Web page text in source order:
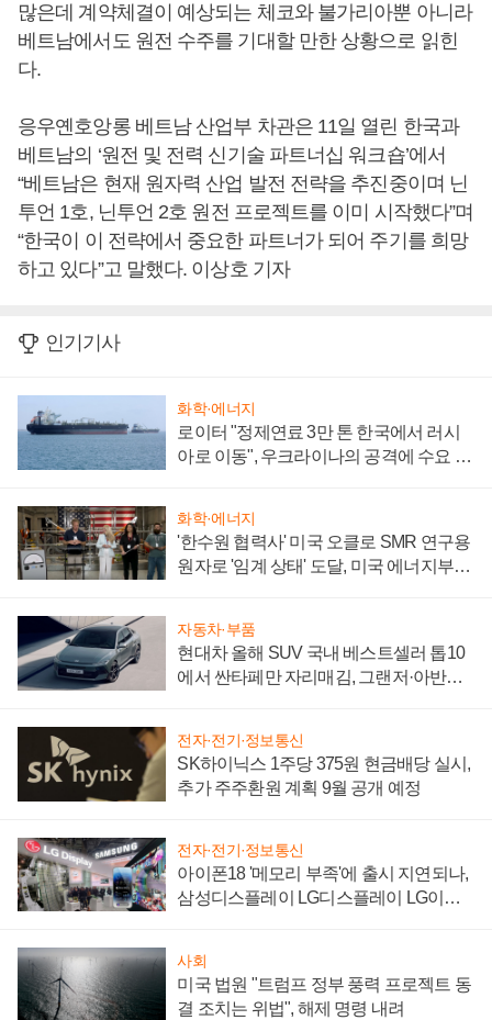
많은데 계약체결이 예상되는 체코와 불가리아뿐 아니라
베트남에서도 원전 수주를 기대할 만한 상황으로 읽힌
다.
응우옌호앙롱 베트남 산업부 차관은 11일 열린 한국과
베트남의 ‘원전 및 전력 신기술 파트너십 워크숍’에서
“베트남은 현재 원자력 산업 발전 전략을 추진중이며 닌
투언 1호, 닌투언 2호 원전 프로젝트를 이미 시작했다”며
“한국이 이 전략에서 중요한 파트너가 되어 주기를 희망
하고 있다”고 말했다. 이상호 기자
인기기사
화학·에너지
로이터 "정제연료 3만 톤 한국에서 러시
아로 이동", 우크라이나의 공격에 수요 늘
화학·에너지
'한수원 협력사' 미국 오클로 SMR 연구용
원자로 '임계 상태' 도달, 미국 에너지부
자동차·부품
현대차 올해 SUV 국내 베스트셀러 톱10
에서 싼타페만 자리매김, 그랜저·아반떼
전자·전기·정보통신
SK하이닉스 1주당 375원 현금배당 실시,
추가 주주환원 계획 9월 공개 예정
전자·전기·정보통신
아이폰18 '메모리 부족'에 출시 지연되나,
삼성디스플레이 LG디스플레이 LG이노
사회
미국 법원 "트럼프 정부 풍력 프로젝트 동
결 조치는 위법", 해제 명령 내려